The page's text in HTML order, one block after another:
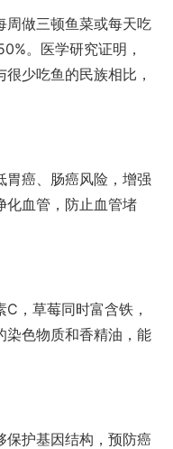
周做三顿鱼菜或每天吃
。医学研究证明，
少吃鱼的民族相比，
胃癌、肠癌风险，增强
化血管，防止血管堵
，草莓同时富含铁，
染色物质和香精油，能
保护基因结构，预防癌